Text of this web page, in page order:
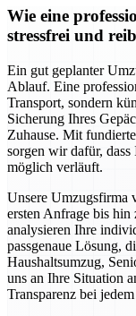
Wie eine
stressfrei und
Ein gut geplanter
Ablauf. Eine
Transport, sondern
Sicherung Ihres
Zuhause. Mit
sorgen wir dafür,
möglich verläuft.
Unsere Umzugsfirma
ersten Anfrage bis
analysieren Ihre
passgenaue Lösung,
Haushaltsumzug,
uns an Ihre Situation
Transparenz bei